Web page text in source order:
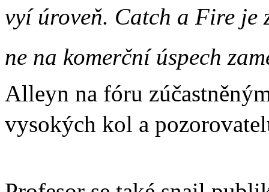
vyí úroveň. Catch a Fire
ne na komerční úspech
Alleyn na fóru
vysokých kol a